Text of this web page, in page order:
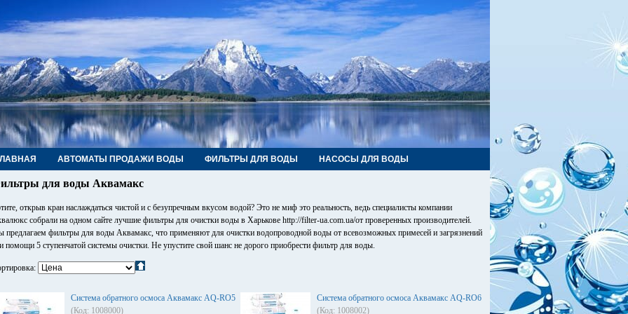
АВТОМАТЫ ПРОДАЖИ ВОДЫ ФИЛЬТРЫ ДЛЯ ВОДЫ НАСОСЫ ДЛЯ ВОДЫ
ФИТИНГИ, КРАНЫ КОНТАКТЫ
для воды Аквамакс
открыв кран наслаждаться чистой и с безупречным вкусом водой? Это не миф это реальность, ведь специалисты компании
собрали на одном сайте лучшие фильтры для очистки воды в Харькове http://filter-ua.com.ua/от проверенных производителей.
фильтры для воды Аквамакс, что применяют для очистки водопроводной воды от всевозможных примесей и загрязнений
помощи 5 ступенчатой системы очистки. Не упустите свой шанс не дорого приобрести фильтр для воды.
Система обратного осмоса Аквамакс AQ-RO5
(Код: 1008000)
Система обратного осмоса Аквамакс AQ-RO6
(Код: 1008002)